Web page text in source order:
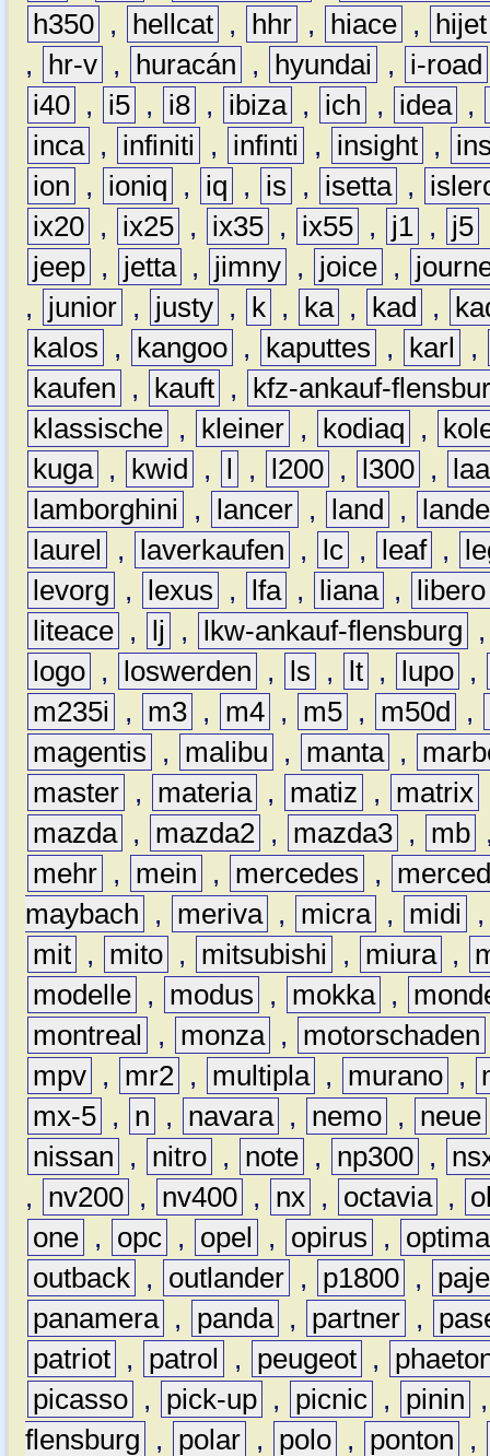
h350 , hellcat , hhr , hiace ,
hijet
,
hr-v , huracán , hyundai ,
i-road
i40 , i5 , i8 , ibiza , ich , idea ,
inca , infiniti , infinti , insight ,
ion
, ioniq , iq , is , isetta ,
ix20 , ix25 , ix35 , ix55 , j1 , j5
jeep , jetta , jimny , joice ,
,
junior , justy , k , ka , kad ,
kalos
, kangoo , kaputtes , karl
,
kaufen
, kauft ,
kfz-ankauf-
klassische , kleiner , kodiaq ,
kuga , kwid , l , l200 , l300 ,
lamborghini
, lancer , land ,
laurel
, laverkaufen , lc , leaf ,
levorg
, lexus , lfa , liana ,
libero
liteace , lj , lkw-ankauf-flensburg
logo , loswerden , ls , lt , lupo ,
m235i
, m3 , m4 , m5 , m50d ,
magentis
, malibu , manta ,
master , materia , matiz , matrix
mazda , mazda2 , mazda3 , mb
mehr , mein , mercedes ,
maybach
, meriva , micra , midi
mit , mito , mitsubishi , miura ,
modelle , modus , mokka ,
montreal
, monza , motorschaden
mpv , mr2 , multipla , murano ,
mx-5 , n , navara , nemo , neue
nissan
, nitro , note , np300 ,
,
nv200 , nv400 , nx , octavia ,
one , opc , opel , opirus ,
optima
outback , outlander , p1800 ,
panamera , panda , partner ,
patriot , patrol , peugeot ,
picasso , pick-up , picnic , pinin
flensburg
, polar , polo , ponton
,